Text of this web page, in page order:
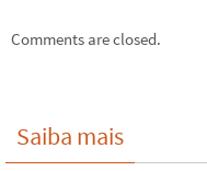
Comments are closed.
Saiba mais